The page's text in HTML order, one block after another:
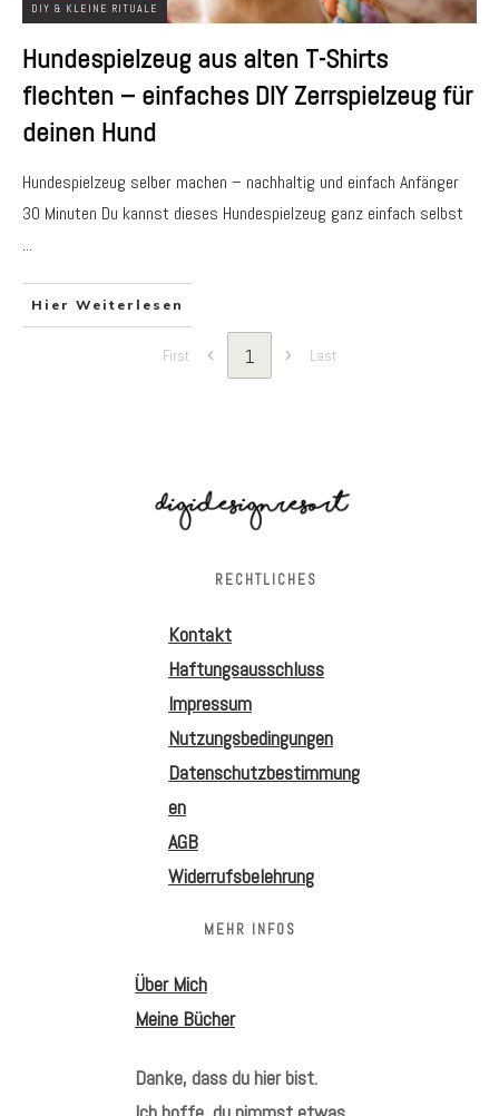
DIY & KLEINE RITUALE
Hundespielzeug aus alten T-Shirts
flechten – einfaches DIY Zerrspielzeug für
deinen Hund
Hundespielzeug selber machen – nachhaltig und einfach Anfänger
30 Minuten Du kannst dieses Hundespielzeug ganz einfach selbst
...
Hier Weiterlesen
First 1 Last
RECHTLICHES
Kontakt
Haftungsausschluss
Impressum
Nutzungsbedingungen
Datenschutzbestimmung
en
AGB
Widerrufsbelehrung
MEHR INFOS
Über Mich
Meine Bücher
Danke, dass du hier bist.